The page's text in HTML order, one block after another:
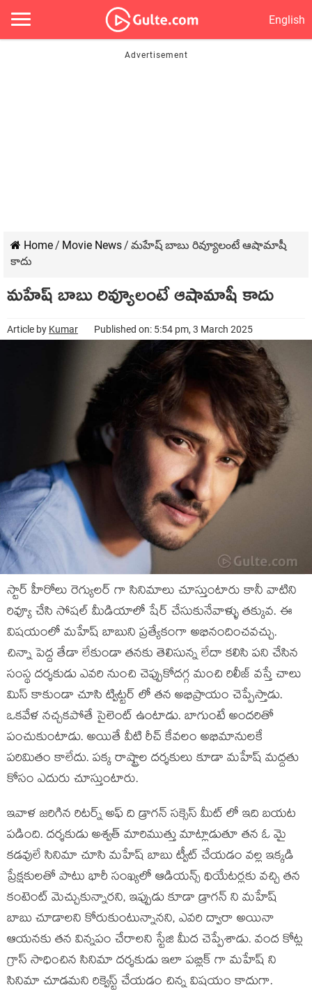
English
Home/ Movie News/ మహేష్ బాబు రివ్యూలంటే ఆషామాషీ
కాదు
మహేష్ బాబు రివ్యూలంటే ఆషామాషీ కాదు
Article by Kumar Published on: 5:54 pm, 3 March 2025
స్టార్ హీరోలు రెగ్యులర్ గా సినిమాలు చూస్తుంటారు కానీ వాటిని
రివ్యూ చేసి సోషల్ మీడియాలో షేర్ చేసుకునేవాళ్ళు తక్కువ. ఈ
విషయంలో మహేష్ బాబుని ప్రత్యేకంగా అభినందించవచ్చు.
చిన్నా పెద్ద తేడా లేకుండా తనకు తెలిసున్న లేదా కలిసి పని చేసిన
సంస్థ దర్శకుడు ఎవరి నుంచి చెప్పుకోదగ్గ మంచి రిలీజ్ వస్తే చాలు
మిస్ కాకుండా చూసి ట్విట్టర్ లో తన అభిప్రాయం చెప్పేస్తాడు.
ఒకవేళ నచ్చకపోతే సైలెంట్ ఉంటాడు. బాగుంటే అందరితో
పంచుకుంటాడు. అయితే వీటి రీచ్ కేవలం అభిమానులకే
పరిమితం కాలేదు. పక్క రాష్ట్రాల దర్శకులు కూడా మహేష్ మద్దతు
కోసం ఎదురు చూస్తుంటారు.
ఇవాళ జరిగిన రిటర్న్ అఫ్ ది డ్రాగన్ సక్సెస్ మీట్ లో ఇది బయట
పడింది. దర్శకుడు అశ్వత్ మారిముత్తు మాట్లాడుతూ తన ఓ మై
కడవులే సినిమా చూసి మహేష్ బాబు ట్వీట్ చేయడం వల్ల ఇక్కడి
ప్రేక్షకులతో పాటు భారీ సంఖ్యలో ఆడియన్స్ థియేటర్లకు వచ్చి తన
కంటెంట్ మెచ్చుకున్నారని, ఇప్పుడు కూడా డ్రాగన్ ని మహేష్
బాబు చూడాలని కోరుకుంటున్నానని, ఎవరి ద్వారా అయినా
ఆయనకు తన విన్నపం చేరాలని స్టేజి మీద చెప్పేశాడు. వంద కోట్ల
గ్రాస్ సాధించిన సినిమా దర్శకుడు ఇలా పబ్లిక్ గా మహేష్ ని
సినిమా చూడమని రిక్వెస్ట్ చేయడం చిన్న విషయం కాదుగా.